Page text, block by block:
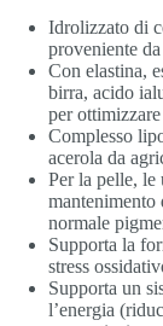
Idrolizzato di
proveniente
Con elastina,
birra, acido
per
Complesso
acerola da
Per la pelle,
mantenimento
normale
Supporta la
stress
Supporta un
l’energia